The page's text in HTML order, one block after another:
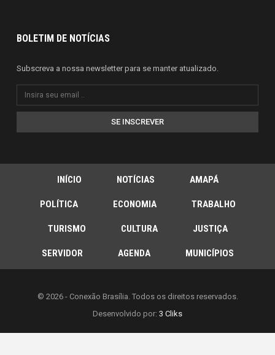
BOLETIM DE NOTÍCIAS
Subscreva a nossa newsletter para se manter atualizado.
SE INSCREVER
INÍCIO NOTÍCIAS AMAPÁ
POLÍTICA ECONOMIA TRABALHO
TURISMO CULTURA JUSTIÇA
SERVIDOR AGENDA MUNICÍPIOS
© 2026 - Conexão Brasília. Todos os direitos reservados.
Desenvolvido por: 3 Cliks